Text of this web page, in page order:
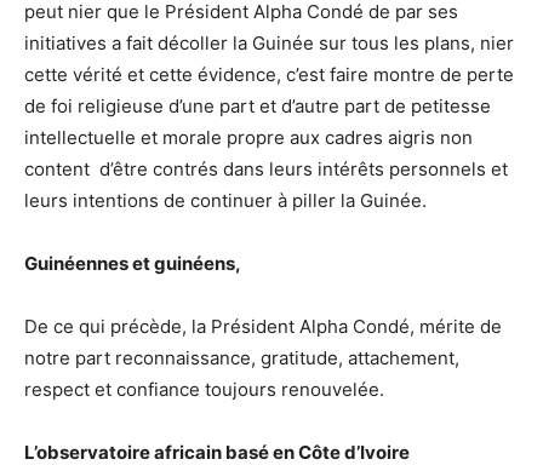
peut nier que le Président Alpha Condé de par ses
initiatives a fait décoller la Guinée sur tous les plans, nier
cette vérité et cette évidence, c’est faire montre de perte
de foi religieuse d’une part et d’autre part de petitesse
intellectuelle et morale propre aux cadres aigris non
content d’être contrés dans leurs intérêts personnels et
leurs intentions de continuer à piller la Guinée.
Guinéennes et guinéens,
De ce qui précède, la Président Alpha Condé, mérite de
notre part reconnaissance, gratitude, attachement,
respect et confiance toujours renouvelée.
L’observatoire africain basé en Côte d’Ivoire